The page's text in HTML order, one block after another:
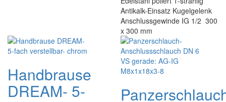
Antikalk-Einsatz Kugelgelenk
Anschlussgewinde IG 1/2 300
x 300 mm
Handbrause
DREAM- 5-